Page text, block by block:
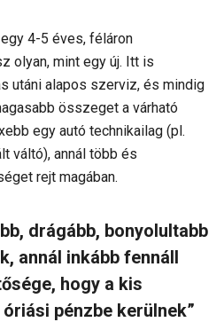
4-5 éves, féláron
olyan, mint egy új. Itt is
utáni alapos szerviz, és mindig
összeget a várható
egy autó technikailag (pl.
váltó), annál több és
rejt magában.
drágább, bonyolultabb
annál inkább fennáll
hogy a kis
pénzbe kerülnek”